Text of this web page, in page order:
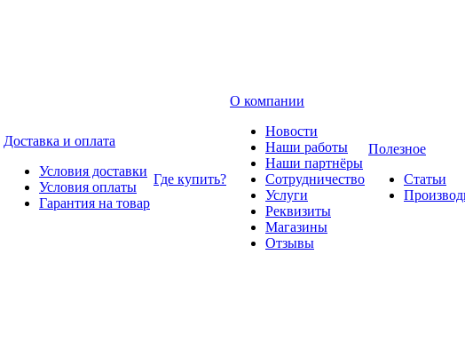
Доставка и оплата
Условия доставки
Условия оплаты
Гарантия на товар
Где купить?
О компании
Новости
Наши работы
Наши партнёры
Сотрудничество
Услуги
Реквизиты
Магазины
Отзывы
Полезное
Статьи